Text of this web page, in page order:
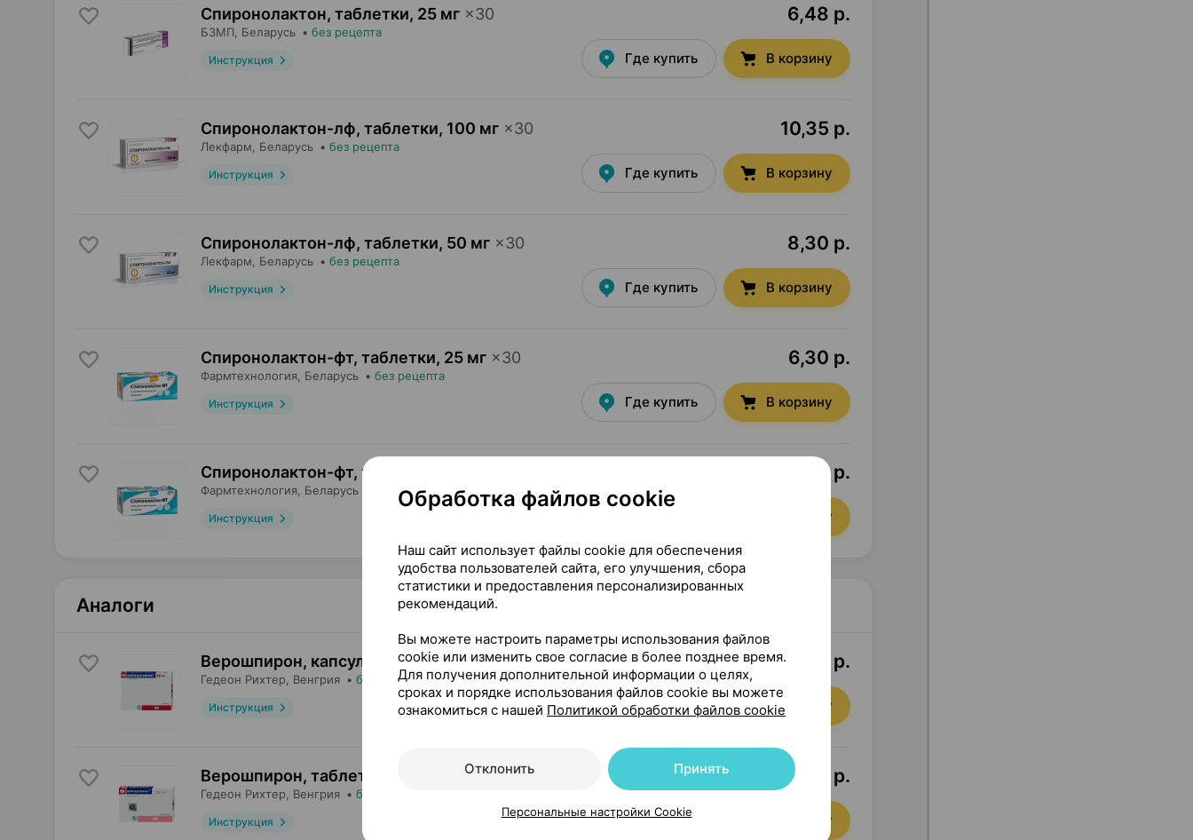
Спиронолактон, таблетки, 25 мг ×30
БЗМП , Беларусь • без рецепта
Инструкция
6,48 р.
Где купить В корзину
Спиронолактон-лф, таблетки, 100 мг ×30
Лекфарм , Беларусь • без рецепта
Инструкция
10,35 р.
Где купить В корзину
Спиронолактон-лф, таблетки, 50 мг ×30
Лекфарм , Беларусь • без рецепта
Инструкция
8,30 р.
Где купить В корзину
Спиронолактон-фт, таблетки, 25 мг ×30
Фармтехнология , Беларусь • без рецепта
Инструкция
6,30 р.
Где купить В корзину
Спиронолактон-фт, таблетки
Фармтехнология , Беларусь без рецепта
Инструкция
8,16 р.
В корзину
Аналоги
Верошпирон, капсулы 50 мг× 30
Гедеон Рихтер , Венгрия • без рецепта
Инструкция
12,75 р.
Где купить В корзину
Верошпирон, таблетки 20
Гедеон Рихтер , Венгрия • без рецепта
Инструкция
6,60 р.
Где купить В корзину
Обработка файлов cookie
Наш сайт использует файлы cookie для обеспечения
удобства пользователей сайта, его улучшения, сбора
статистики и предоставления персонализированных
рекомендаций.
Вы можете настроить параметры использования файлов
cookie или изменить свое согласие в более позднее время.
Для получения дополнительной информации о целях,
сроках и порядке использования файлов cookie вы можете
ознакомиться с нашей Политикой обработки файлов cookie
Отклонить Принять
Персональные настройки Cookie